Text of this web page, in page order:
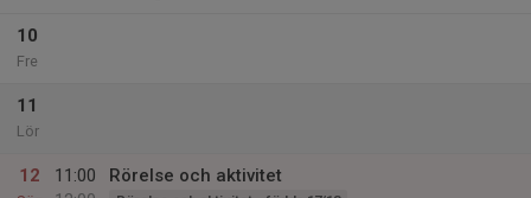
10
Fre
11
Lör
12
11:00
Rörelse och aktivitet